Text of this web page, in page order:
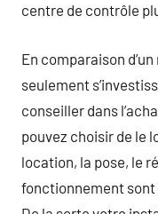
centre de contrôle
En comparaison
seulement
conseiller dans
pouvez choisir de le
location, la pose, le
fonctionnement